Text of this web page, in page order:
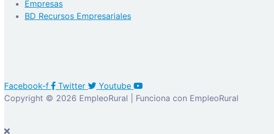
Empresas
BD Recursos Empresariales
Facebook-f Twitter
Youtube
Copyright © 2026 EmpleoRural | Funciona con EmpleoRural